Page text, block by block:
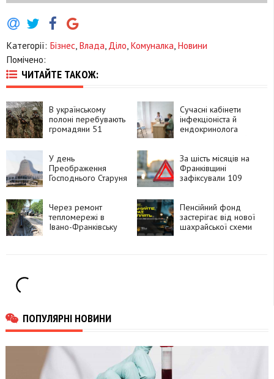
Категорії: Бізнес Влада Діло Комуналка Новини
Помічено:
ЧИТАЙТЕ ТАКОЖ:
В українському
полоні перебувають
громадяни 51
Сучасні кабінети
інфекціоніста й
ендокринолога
Івано-Франківську
У день
Преображення
Господнього Старуня
За шість місяців на
Франківщині
зафіксували 109
Через ремонт
тепломережі в
Івано-Франківську
Пенсійний фонд
застерігає від нової
шахрайської схеми
ПОПУЛЯРНІ НОВИНИ